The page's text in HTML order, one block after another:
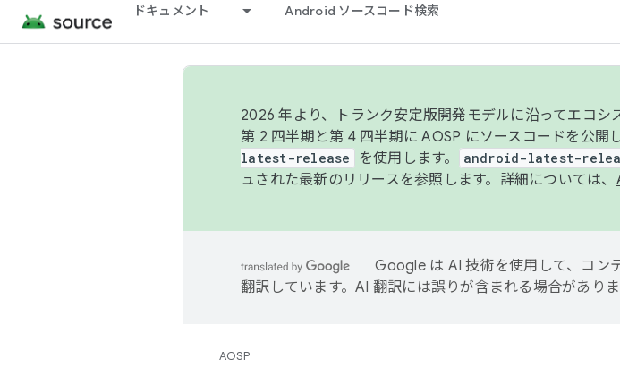
ドキュメント Android ソースコード検索
2026 年より、トランク安定版開発モデルに沿ってエコシ
第 2 四半期と第 4 四半期に AOSP にソースコードを公開
latest-release
を使用します。 android-latest-
ュされた最新のリリースを参照します。詳細については、
Google は AI 技術を使用して、コン
翻訳しています。AI 翻訳には誤りが含まれる場合がありま
AOSP